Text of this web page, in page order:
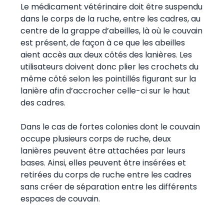
Le médicament vétérinaire doit être suspendu
dans le corps de la ruche, entre les cadres, au
centre de la grappe d’abeilles, là où le couvain
est présent, de façon à ce que les abeilles
aient accès aux deux côtés des lanières. Les
utilisateurs doivent donc plier les crochets du
même côté selon les pointillés figurant sur la
lanière afin d’accrocher celle-ci sur le haut
des cadres.
Dans le cas de fortes colonies dont le couvain
occupe plusieurs corps de ruche, deux
lanières peuvent être attachées par leurs
bases. Ainsi, elles peuvent être insérées et
retirées du corps de ruche entre les cadres
sans créer de séparation entre les différents
espaces de couvain.